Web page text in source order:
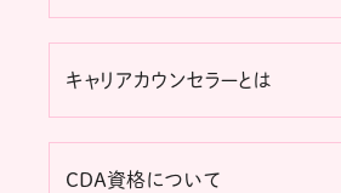
キャリアカウンセラーとは
CDA資格について